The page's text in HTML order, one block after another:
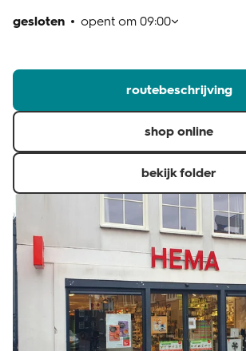
klantenservice
gesloten opent om 09:00
routebeschrijving
shop online
bekijk folder